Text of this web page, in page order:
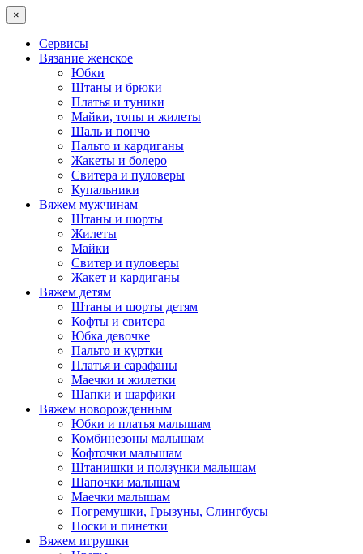
×
Сервисы
Вязание женское
Юбки
Штаны и брюки
Платья и туники
Майки, топы и жилеты
Шаль и пончо
Пальто и кардиганы
Жакеты и болеро
Свитера и пуловеры
Купальники
Вяжем мужчинам
Штаны и шорты
Жилеты
Майки
Свитер и пуловеры
Жакет и кардиганы
Вяжем детям
Штаны и шорты детям
Кофты и свитера
Юбка девочке
Пальто и куртки
Платья и сарафаны
Маечки и жилетки
Шапки и шарфики
Вяжем новорожденным
Юбки и платья малышам
Комбинезоны малышам
Кофточки малышам
Штанишки и ползунки малышам
Шапочки малышам
Маечки малышам
Погремушки, Грызуны, Слингбусы
Носки и пинетки
Вяжем игрушки